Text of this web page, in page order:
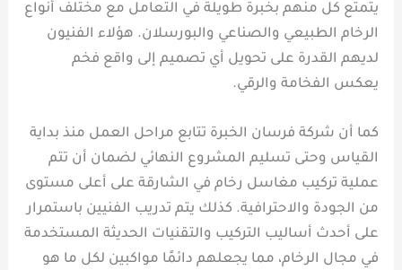
يتمتع كل منهم بخبرة طويلة في التعامل مع مختلف أنواع
الرخام الطبيعي والصناعي والبورسلان. هؤلاء الفنيون
لديهم القدرة على تحويل أي تصميم إلى واقع فخم
يعكس الفخامة والرقي.
كما أن شركة فرسان الخبرة تتابع مراحل العمل منذ بداية
القياس وحتى تسليم المشروع النهائي لضمان أن تتم
عملية تركيب مغاسل رخام في الشارقة على أعلى مستوى
من الجودة والاحترافية. كذلك يتم تدريب الفنيين باستمرار
على أحدث أساليب التركيب والتقنيات الحديثة المستخدمة
في مجال الرخام، مما يجعلهم دائمًا مواكبين لكل ما هو